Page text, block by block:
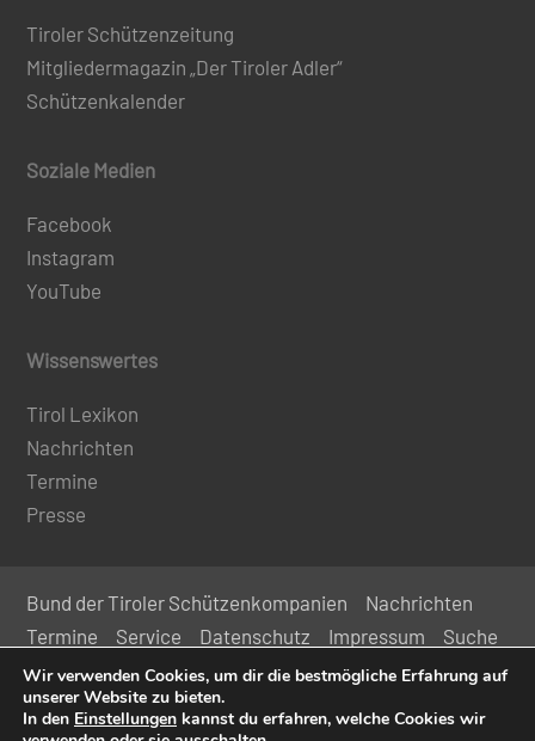
Tiroler Schützenzeitung
Mitgliedermagazin „Der Tiroler Adler“
Schützenkalender
Soziale Medien
Facebook
Instagram
YouTube
Wissenswertes
Tirol Lexikon
Nachrichten
Termine
Presse
Bund der Tiroler Schützenkompanien
Nachrichten
Termine
Service Datenschutz Impressum
Suche
Kontakt
Wir verwenden Cookies, um dir die bestmögliche Erfahrung auf
unserer Website zu bieten.
In den Einstellungen kannst du erfahren, welche Cookies wir